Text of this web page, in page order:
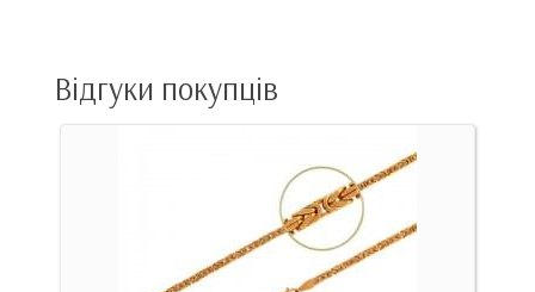
Відгуки покупців